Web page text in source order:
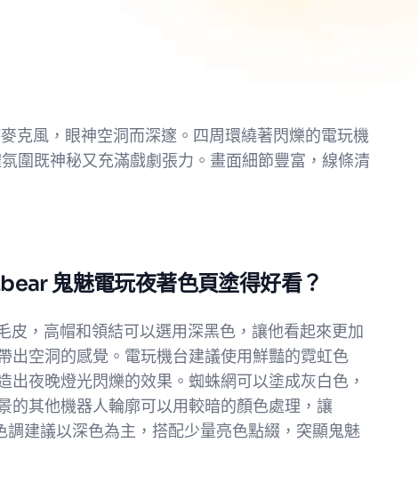
克風，眼神空洞而深邃。四周環繞著閃爍的電玩機
圍既神秘又充滿戲劇張力。畫面細節豐富，線條清
鬼魅電玩夜著色頁塗得好看？
，高帽和領結可以選用深黑色，讓他看起來更加
出空洞的感覺。電玩機台建議使用鮮豔的霓虹色
夜晚燈光閃爍的效果。蜘蛛網可以塗成灰白色，
的其他機器人輪廓可以用較暗的顏色處理，讓
建議以深色為主，搭配少量亮色點綴，突顯鬼魅